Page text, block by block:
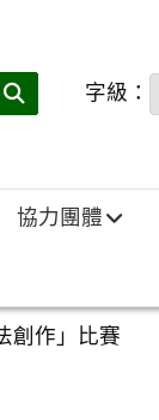
搜
填)：
字級：
協力團體
創作」比賽